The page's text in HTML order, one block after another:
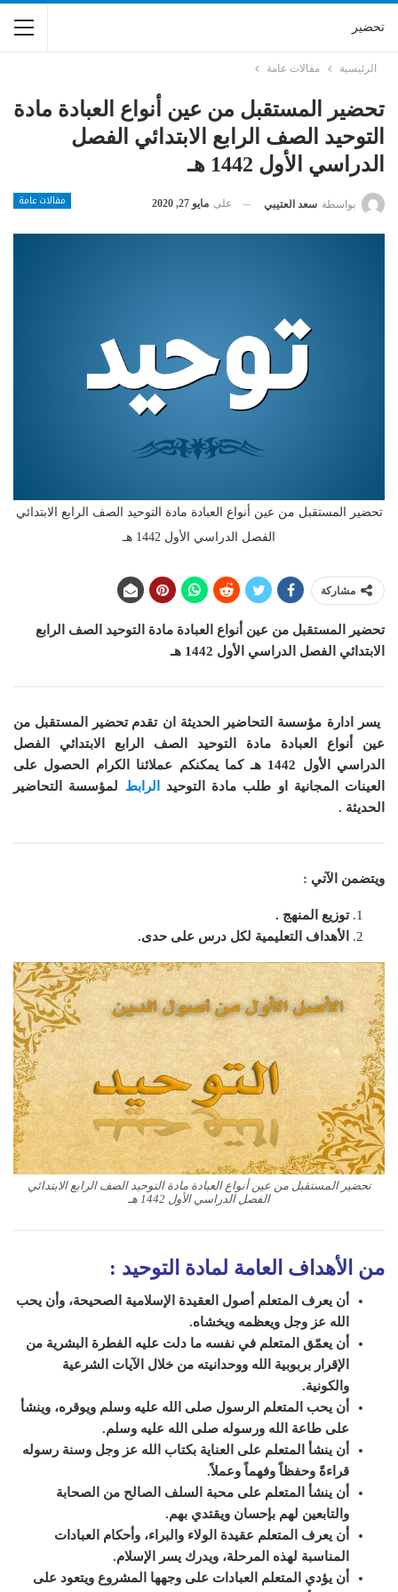
تحضير
الرئيسية مقالات عامة
تحضير المستقبل من عين أنواع العبادة مادة
التوحيد الصف الرابع الابتدائي الفصل
الدراسي الأول 1442 هـ
مقالات عامة بواسطة سعد العتيبي على مايو 27, 2020
تحضير المستقبل من عين أنواع العبادة مادة التوحيد الصف الرابع الابتدائي
الفصل الدراسي الأول 1442 هـ
مشاركة
تحضير المستقبل من عين أنواع العبادة مادة التوحيد الصف الرابع
الابتدائي الفصل الدراسي الأول 1442 هـ
يسر ادارة مؤسسة التحاضير الحديثة ان تقدم تحضير المستقبل من
عين أنواع العبادة مادة التوحيد الصف الرابع الابتدائي الفصل
الدراسي الأول 1442 هـ
كما يمكنكم عملائنا الكرام الحصول على
العينات المجانية او طلب مادة التوحيد
الرابط لمؤسسة التحاضير
الحديثة .
ويتضمن الآتي :
توزيع المنهج .
الأهداف التعليمية لكل درس على حدى.
تحضير المستقبل من عين أنواع العبادة مادة التوحيد الصف الرابع الابتدائي
الفصل الدراسي الأول 1442 هـ
من الأهداف العامة لمادة التوحيد :
أن يعرف المتعلم أصول العقيدة الإسلامية الصحيحة، وأن يحب
الله عز وجل ويعظمه ويخشاه.
أن يعمّق المتعلم في نفسه ما دلت عليه الفطرة البشرية من
الإقرار بربوبية الله ووحدانيته من خلال الآيات الشرعية
والكونية.
أن يحب المتعلم الرسول صلى الله عليه وسلم ويوقره، وينشأ
على طاعة الله ورسوله صلى الله عليه وسلم.
أن ينشأ المتعلم على العناية بكتاب الله عز وجل وسنة رسوله
قراءةً وحفظاً وفهماً وعملاً.
أن ينشأ المتعلم على محبة السلف الصالح من الصحابة
والتابعين لهم بإحسان ويقتدي بهم.
أن يعرف المتعلم عقيدة الولاء والبراء، وأحكام العبادات
المناسبة لهذه المرحلة، ويدرك يسر الإسلام.
أن يؤدي المتعلم العبادات على وجهها المشروع ويتعود على